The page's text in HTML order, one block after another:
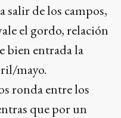
salir de los campos,
el gordo, relación
bien entrada la
mayo.
ronda entre los
que por un